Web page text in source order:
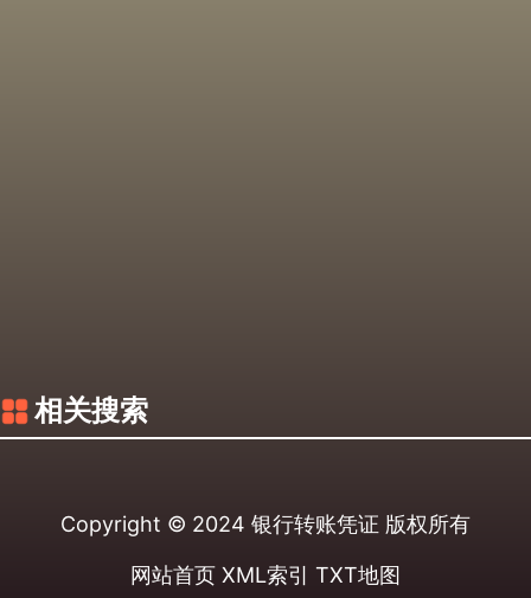
相关搜索
Copyright © 2024 银行转账凭证 版权所有
网站首页 XML索引 TXT地图